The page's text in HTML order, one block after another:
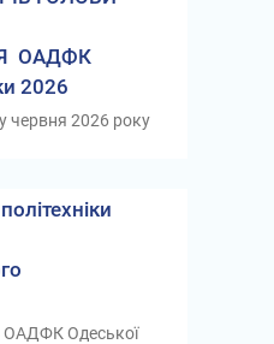
ОАДФК
2026
червня 2026 року
ОАДФК Одеської